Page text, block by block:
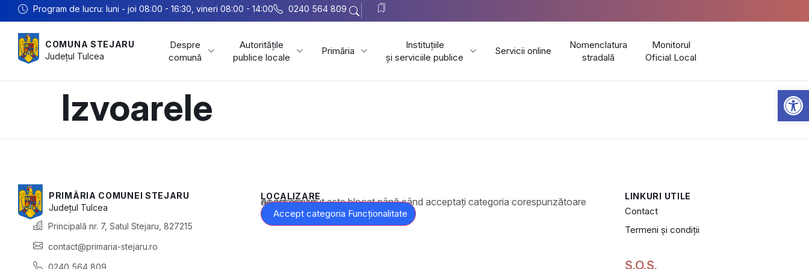
Program de lucru: luni - joi 08:00 - 16:30, vineri 08:00 - 14:00 0240 564 809
COMUNA STEJARU
Județul Tulcea
Despre
comună
Autoritățile
publice locale
Primăria
Instituțiile
și serviciile publice
Servicii online
Nomenclatura
stradală
Monitorul
Oficial Local
Izvoarele
PRIMĂRIA COMUNEI STEJARU
Județul Tulcea
Principală nr. 7, Satul Stejaru, 827215
contact@primaria-stejaru.ro
0240 564 809
LOCALIZARE
Acest conținut este blocat până când acceptați categoria corespunzătoare de cookie-uri.
Accept categoria Funcționalitate
LINKURI UTILE
Contact
Termeni și condiții
S.O.S.